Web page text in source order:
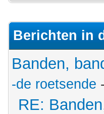
Berichten in
Banden,
-de roetsende
RE: